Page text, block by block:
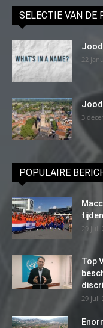
SELECTIE VAN DE
22
3
POPULAIRE
29 juli
Top
29 juli